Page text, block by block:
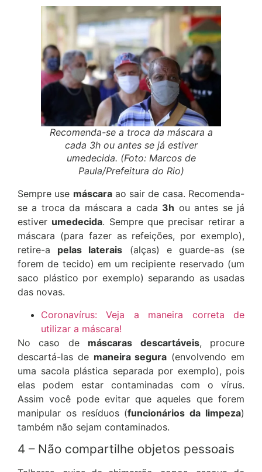
Recomenda-se a troca da máscara a
cada 3h ou antes se já estiver
umedecida. (Foto: Marcos de
Paula/Prefeitura do Rio)
Sempre use máscaraao sair de casa. Recomenda-
se a troca da máscara a cada 3h ou antes se já
estiver umedecida. Sempre que precisar retirar a
máscara (para fazer as refeições, por exemplo),
retire-a pelas laterais (alças) e guarde-as (se
forem de tecido) em um recipiente reservado (um
saco plástico por exemplo) separando as usadas
das novas.
Coronavírus: Veja a maneira correta de
utilizar a máscara!
No caso de máscaras descartáveis, procure
descartá-las de maneira segura (envolvendo em
uma sacola plástica separada por exemplo), pois
elas podem estar contaminadas com o vírus.
Assim você pode evitar que aqueles que forem
manipular os resíduos (funcionários da limpeza)
também não sejam contaminados.
4 – Não compartilhe objetos pessoais